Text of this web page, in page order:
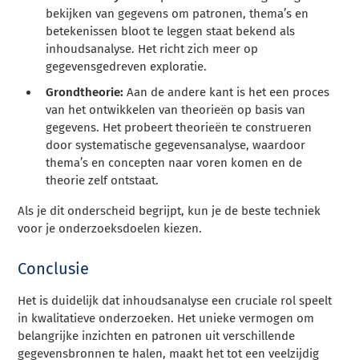
bekijken van gegevens om patronen, thema’s en
betekenissen bloot te leggen staat bekend als
inhoudsanalyse. Het richt zich meer op
gegevensgedreven exploratie.
Grondtheorie: Aan de andere kant is het een proces
van het ontwikkelen van theorieën op basis van
gegevens. Het probeert theorieën te construeren
door systematische gegevensanalyse, waardoor
thema’s en concepten naar voren komen en de
theorie zelf ontstaat.
Als je dit onderscheid begrijpt, kun je de beste techniek
voor je onderzoeksdoelen kiezen.
Conclusie
Het is duidelijk dat inhoudsanalyse een cruciale rol speelt
in kwalitatieve onderzoeken. Het unieke vermogen om
belangrijke inzichten en patronen uit verschillende
gegevensbronnen te halen, maakt het tot een veelzijdig